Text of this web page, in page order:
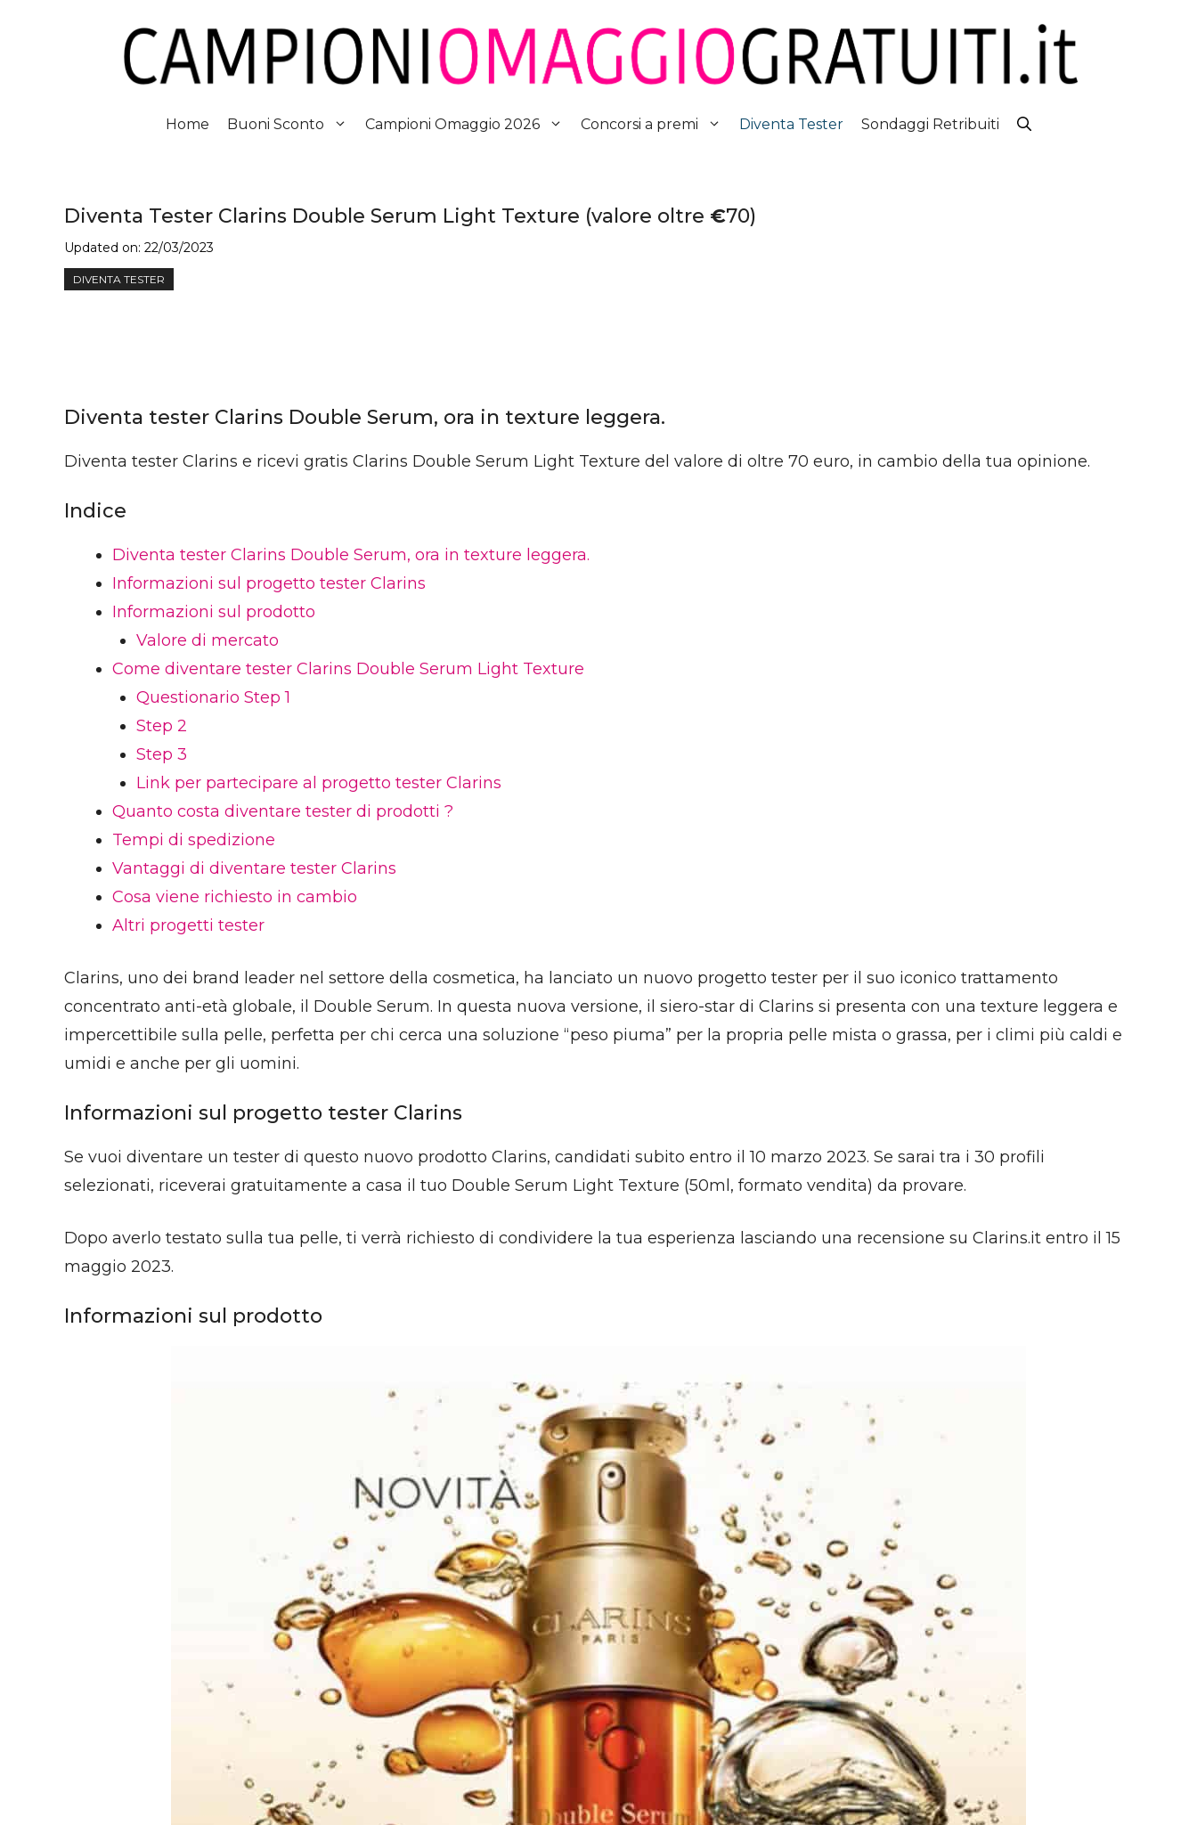
Home Buoni Sconto Campioni Omaggio 2026 Concorsi a premi Diventa Tester Sondaggi Retribuiti
Diventa Tester Clarins Double Serum Light Texture (valore oltre €70)
Updated on: 22/03/2023
DIVENTA TESTER
Diventa tester Clarins Double Serum, ora in texture leggera.
Diventa tester Clarins e ricevi gratis Clarins Double Serum Light Texture del valore di oltre 70 euro, in cambio della tua opinione.
Indice
Diventa tester Clarins Double Serum, ora in texture leggera.
Informazioni sul progetto tester Clarins
Informazioni sul prodotto
Valore di mercato
Come diventare tester Clarins Double Serum Light Texture
Questionario Step 1
Step 2
Step 3
Link per partecipare al progetto tester Clarins
Quanto costa diventare tester di prodotti ?
Tempi di spedizione
Vantaggi di diventare tester Clarins
Cosa viene richiesto in cambio
Altri progetti tester
Clarins, uno dei brand leader nel settore della cosmetica, ha lanciato un nuovo progetto tester per il suo iconico trattamento
concentrato anti-età globale, il Double Serum. In questa nuova versione, il siero-star di Clarins si presenta con una texture leggera e
impercettibile sulla pelle, perfetta per chi cerca una soluzione “peso piuma” per la propria pelle mista o grassa, per i climi più caldi e
umidi e anche per gli uomini.
Informazioni sul progetto tester Clarins
Se vuoi diventare un tester di questo nuovo prodotto Clarins, candidati subito entro il 10 marzo 2023. Se sarai tra i 30 profili
selezionati, riceverai gratuitamente a casa il tuo Double Serum Light Texture (50ml, formato vendita) da provare.
Dopo averlo testato sulla tua pelle, ti verrà richiesto di condividere la tua esperienza lasciando una recensione su Clarins.it entro il 15
maggio 2023.
Informazioni sul prodotto